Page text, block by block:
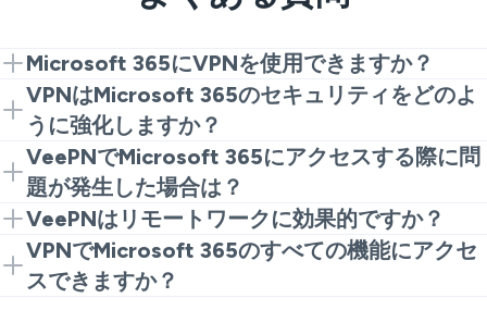
Microsoft 365にVPNを使用できますか？
はい、できます。VeePNを接続すると、どこからでも
Microsoft 365に安全にアクセスできます。
VPNはMicrosoft 365のセキュリティをどのよ
うに強化しますか？
VPNはインターネットトラフィックを暗号化し、公共
のWi-FiでMicrosoft 365を使用する際の機密データを
保護します。
VeePNでMicrosoft 365にアクセスする際に問
題が発生した場合は？
問題が発生した場合は、サーバーの場所を変更する
か、VeePNの接続設定を確認してください。
VeePNはリモートワークに効果的ですか？
もちろんです。VeePNは、Microsoft 365にアクセス
するリモートワーカーのために安全な接続を保証しま
す。
VPNでMicrosoft 365のすべての機能にアクセ
スできますか？